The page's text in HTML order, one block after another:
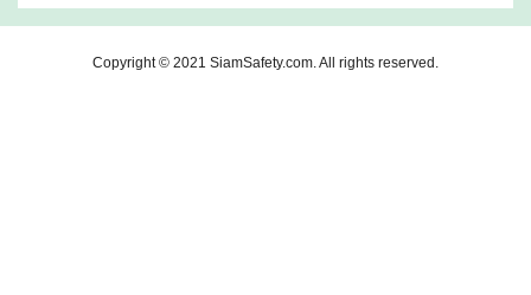
Copyright © 2021 SiamSafety.com. All rights reserved.